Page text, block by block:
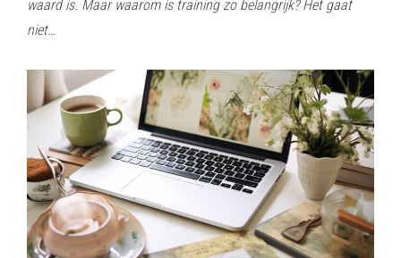
waard is. Maar waarom is training zo belangrijk? Het gaat
niet…